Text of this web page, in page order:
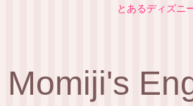
とあるディズニ
Momiji's